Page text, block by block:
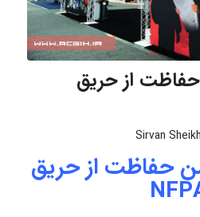
حفاظت از حریق
Sirvan
حفاظت از حریق